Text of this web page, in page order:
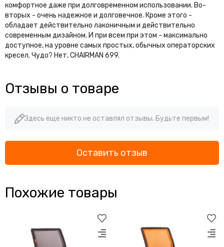
комфортное даже при долговременном использовании. Во-
вторых - очень надежное и долговечное. Кроме этого -
обладает действительно лаконичным и действительно
современным дизайном. И при всем при этом - максимально
доступное, на уровне самых простых, обычных операторских
кресел. Чудо? Нет, CHAIRMAN 699.
Отзывы о товаре
Здесь еще никто не оставлял отзывы. Будьте первым!
Оставить отзыв
Похожие товары